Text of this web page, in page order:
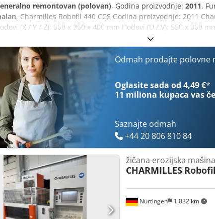
remontovan (polovan), Godina proizvodnje: 2011,
, Charmilles Robofil 440 CCS Godina proizvodnje: 2011
(X / Y / Z): 550 x 350 x 400 mm Hodovi (U / V): 550 x 350
od 400 mm Integrisana zaštita od sudara (ICP) na svih 5 osa
x 700 x 400 mm Maksimalna težina radnog komada:
površinska obrada: Ra 0,2 µm Codpjzruvuofx Agmjha
kompletne mašine: 2600 x 2540 x 2240 mm Ukupna
remontuje, kao i testira za sve funkcije, nakon prijema
mašinu. Rado ćemo vam ponuditi puštanje mašine u rad.
Odmah prodajte polovne
Oglasite sada od 4,49 €*
11 miliona kupaca vas
Saznajte odmah
+44 20 806 810 84
Nürtingen 1.032 km
žičana erozijska mašina
CHARMILLES